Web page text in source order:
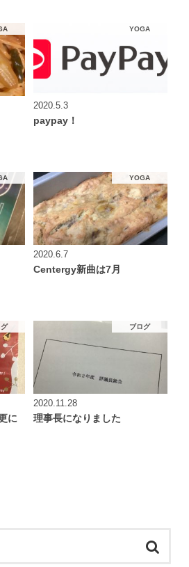
YOGA
2020.5.3
paypay！
YOGA
2020.6.7
Centergy新曲は7月
に
ブログ
2020.11.28
理事長になりました